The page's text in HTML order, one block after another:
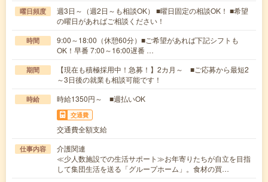
曜日頻度
週3日～（週2日～も相談OK） ■曜日固定の相談OK！ ■希望
の曜日があればご相談ください！
時間
9:00～18:00（休憩60分）■ご希望があれば下記シフトも
OK！早番 7:00～16:00遅番 …
期間
【現在も積極採用中！急募！】2カ月～ ■ご応募から最短2
～3日後の就業も相談可能です！
時給 時給1350円～ ■週払いOK
交通費
交通費全額支給
仕事内容
介護関連
≪少人数施設での生活サポート≫お年寄りたちが自立を目指
して集団生活を送る「グループホーム」。食材の買…